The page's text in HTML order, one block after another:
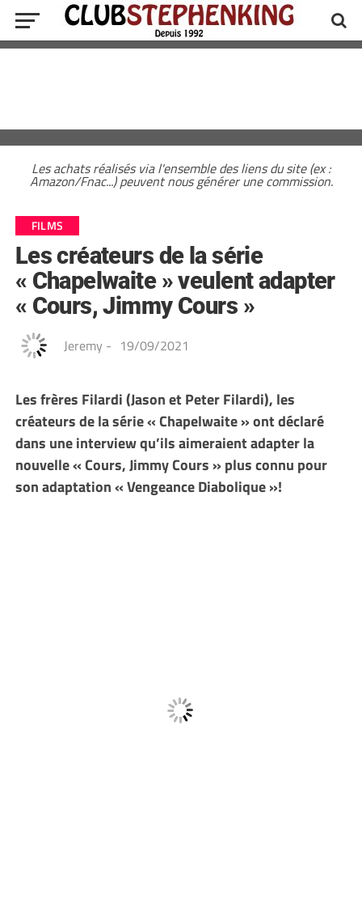
Les achats réalisés via l'ensemble des liens du site (ex :
Amazon/Fnac...) peuvent nous générer une commission.
FILMS
Les créateurs de la série
« Chapelwaite » veulent adapter
« Cours, Jimmy Cours »
Jeremy - 19/09/2021
Les frères Filardi (Jason et Peter Filardi), les
créateurs de la série « Chapelwaite » ont déclaré
dans une interview qu’ils aimeraient adapter la
nouvelle « Cours, Jimmy Cours » plus connu pour
son adaptation « Vengeance Diabolique »!